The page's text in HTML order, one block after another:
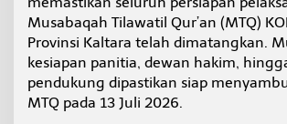
p
n
J
e
l
Musabaqah Tilawatil Qur’an (MTQ)
Provinsi Kaltara telah dimatangkan.
kesiapan panitia, dewan hakim,
pendukung dipastikan siap
MTQ pada 13 Juli 2026.